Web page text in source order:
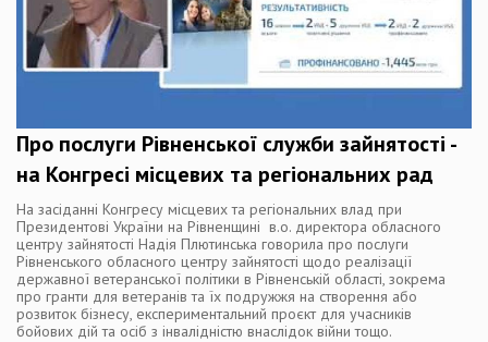
Про послуги Рівненської служби зайнятості -
на Конгресі місцевих та регіональних рад
На засіданні Конгресу місцевих та регіональних влад при
Президентові України на Рівненщині в.о. директора обласного
центру зайнятості Надія Плютинська говорила про послуги
Рівненського обласного центру зайнятості щодо реалізації
державної ветеранської політики в Рівненській області, зокрема
про гранти для ветеранів та їх подружжя на створення або
розвиток бізнесу, експериментальний проєкт для учасників
бойових дій та осіб з інвалідністю внаслідок війни тощо.